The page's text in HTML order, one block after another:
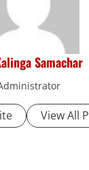
Samachar
View All